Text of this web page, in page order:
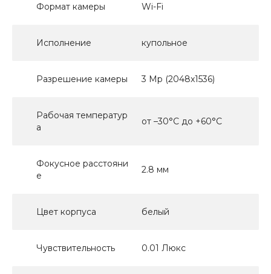
Формат камеры Wi-Fi
Исполнение купольное
Разрешение камеры 3 Mp (2048x1536)
Рабочая температур
а
от –30°C до +60°C
Фокусное расстояни
е
2.8 мм
Цвет корпуса белый
Чувствительность 0.01 Люкс